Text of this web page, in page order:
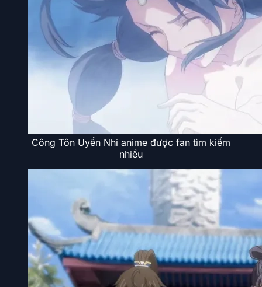
Công Tôn Uyển Nhi anime được fan tìm kiếm
nhiều